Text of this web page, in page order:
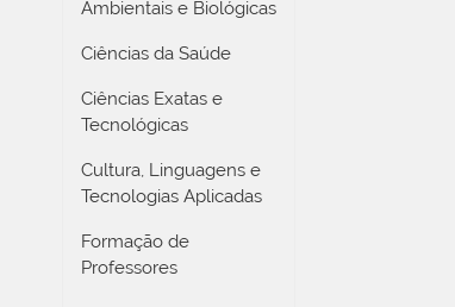
Ambientais e Biológicas
Ciências da Saúde
Ciências Exatas e
Tecnológicas
Cultura, Linguagens e
Tecnologias Aplicadas
Formação de
Professores